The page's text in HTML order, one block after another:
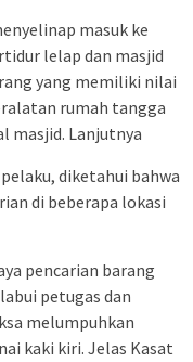
masuk ke
lelap dan masjid
yang memiliki nilai
rumah tangga
masjid. Lanjutnya
diketahui bahwa
di beberapa lokasi
pencarian barang
petugas dan
melumpuhkan
kaki kiri. Jelas Kasat